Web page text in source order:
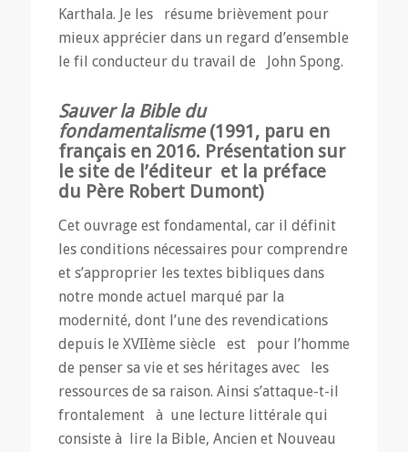
Karthala. Je les résume brièvement pour
mieux apprécier dans un regard d’ensemble
le fil conducteur du travail de John Spong.
Sauver la Bible du
fondamentalisme (1991, paru en
français en 2016. Présentation sur
le site de l’éditeuret la préface
du Père Robert Dumont)
Cet ouvrage est fondamental, car il définit
les conditions nécessaires pour comprendre
et s’approprier les textes bibliques dans
notre monde actuel marqué par la
modernité, dont l’une des revendications
depuis le XVIIème siècle est pour l’homme
de penser sa vie et ses héritages avec les
ressources de sa raison. Ainsi s’attaque-t-il
frontalement à une lecture littérale qui
consiste à lire la Bible, Ancien et Nouveau